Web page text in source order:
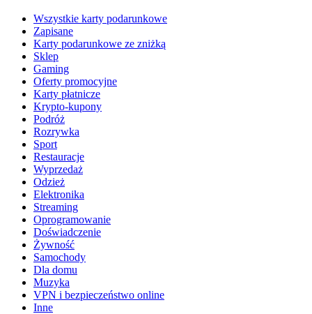
Wszystkie karty podarunkowe
Zapisane
Karty podarunkowe ze zniżką
Sklep
Gaming
Oferty promocyjne
Karty płatnicze
Krypto-kupony
Podróż
Rozrywka
Sport
Restauracje
Wyprzedaż
Odzież
Elektronika
Streaming
Oprogramowanie
Doświadczenie
Żywność
Samochody
Dla domu
Muzyka
VPN i bezpieczeństwo online
Inne